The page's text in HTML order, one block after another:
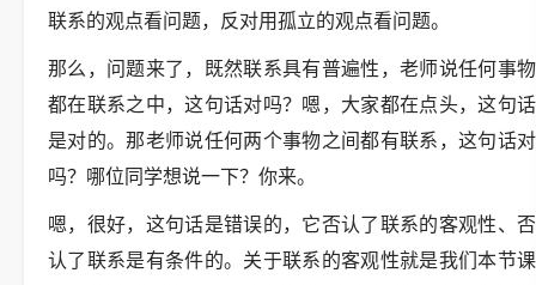
联系的观点看问题，反对用孤立的观点看问题。
那么，问题来了，既然联系具有普遍性，老师说任何事物
都在联系之中，这句话对吗？嗯，大家都在点头，这句话
是对的。那老师说任何两个事物之间都有联系，这句话对
吗？哪位同学想说一下？你来。
嗯，很好，这句话是错误的，它否认了联系的客观性、否
认了联系是有条件的。关于联系的客观性就是我们本节课